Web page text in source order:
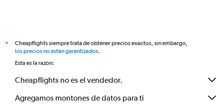
*
Cheapflights siempre trata de obtener precios exactos, sin embargo,
los precios no están garantizados.
Esta es la razón:
Cheapflights no es el vendedor.
Agregamos montones de datos para ti